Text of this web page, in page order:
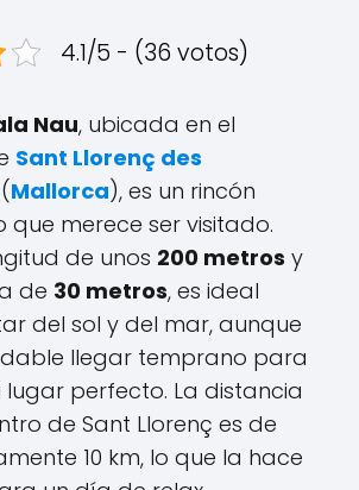
4.1/5 - (36 votos)
Nau, ubicada en el
Sant Llorenç des
(Mallorca), es un rincón
merece ser visitado.
de unos 200 metros y
de 30 metros, es ideal
del sol y del mar, aunque
llegar temprano para
perfecto. La distancia
de Sant Llorenç es de
10 km, lo que la hace